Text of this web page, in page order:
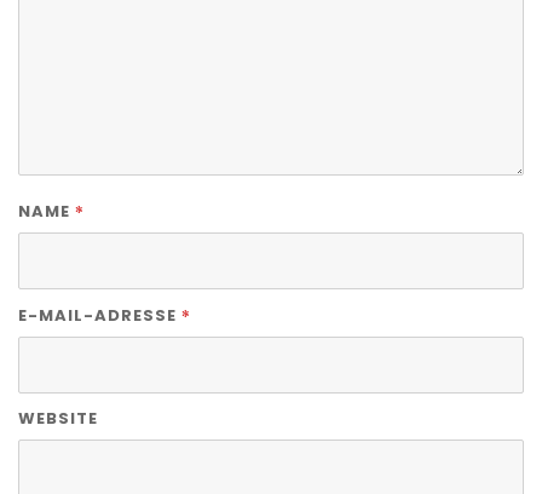
NAME *
E-MAIL-ADRESSE *
WEBSITE